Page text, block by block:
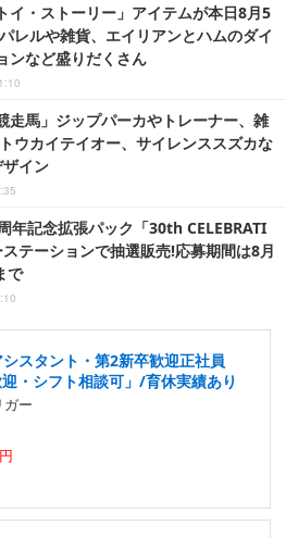
イ・ストーリー」アイテムが本日8月5
レルや雑貨、エイリアンとハムのダイ
ンなど盛りだくさん
走馬」ジップパーカやトレーナー、雑
ウカイテイオー、サイレンススズカな
イン
年記念拡張パック「30th CELEBRATI
テーションで抽選販売!応募期間は8月
で
スタント・第2新卒歓迎正社員
・シフト相談可」/育休実績あり
ー